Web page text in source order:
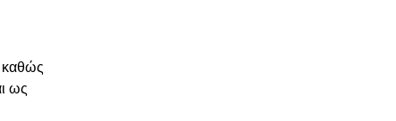
καθώς
ως